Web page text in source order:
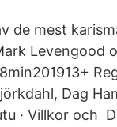
de mest
Levengood
Dag
· Villkor och​